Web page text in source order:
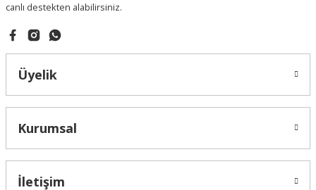
canlı destekten alabilirsiniz.
Üyelik
Kurumsal
İletişim